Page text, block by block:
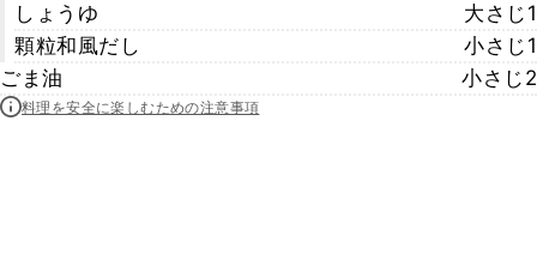
しょうゆ
大さじ1
顆粒和風だし
小さじ1
ごま油
小さじ2
料理を安全に楽しむための注意事項